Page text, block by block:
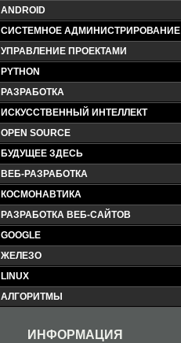
ANDROID
СИСТЕМНОЕ АДМИНИСТРИРОВАНИЕ
УПРАВЛЕНИЕ ПРОЕКТАМИ
PYTHON
РАЗРАБОТКА
ИСКУССТВЕННЫЙ ИНТЕЛЛЕКТ
OPEN SOURCE
БУДУЩЕЕ ЗДЕСЬ
ВЕБ-РАЗРАБОТКА
КОСМОНАВТИКА
РАЗРАБОТКА ВЕБ-САЙТОВ
GOOGLE
ЖЕЛЕЗО
LINUX
АЛГОРИТМЫ
ИНФОРМАЦИЯ